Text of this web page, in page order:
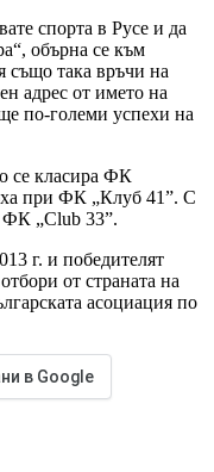
спорта в Русе и да
обърна се към
също така връчи на
адрес от името на
по-големи успехи на
се класира ФК
при ФК „Клуб 41”. С
ФК „Club 33”.
г. и победителят
от страната на
асоциация по
в Google